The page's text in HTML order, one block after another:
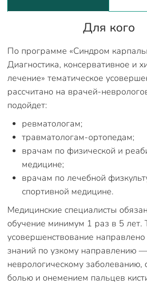
Для кого
По программе «Синдром
Диагностика, консервативное и
лечение» тематическое
рассчитано на врачей-
подойдет:
ревматологам;
травматологам-ортопедам;
врачам по физической и
медицине;
врачам по лечебной
спортивной медицине.
Медицинские специалисты
обучение минимум 1 раз в 5 лет.
усовершенствование
знаний по узкому направлению —
неврологическому заболеванию,
болью и онемением пальцев